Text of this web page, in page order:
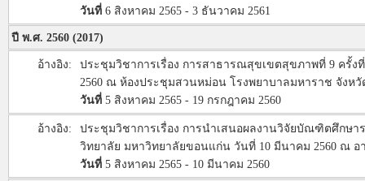
วันที่ 6 สิงหาคม 2565 - 3 ธันวาคม 2561
ปี พ.ศ. 2560 (2017)
อ้างอิง:
ประชุมวิชาการเรื่อง การสาธารณสุขเขตสุขภาพที่ 9 ครั้ง
2560 ณ ห้องประชุมสวนหม่อน โรงพยาบาลมหาราช จังห
วันที่ 5 สิงหาคม 2565 - 19 กรกฎาคม 2560
อ้างอิง:
ประชุมวิชาการเรื่อง การนำเสนอผลงานวิจัยบัณฑิตศึกษาระ
วิทยาลัย มหาวิทยาลัยขอนแก่น วันที่ 10 มีนาคม 2560 ณ
วันที่ 5 สิงหาคม 2565 - 10 มีนาคม 2560